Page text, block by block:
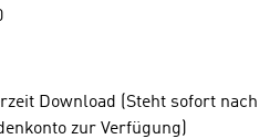
Download (Steht sofort nach
zur Verfügung)